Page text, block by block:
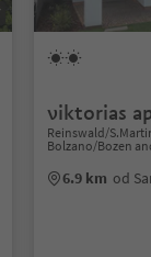
viktorias
Reinswald/
Bolzano/Bozen
6.9 km od